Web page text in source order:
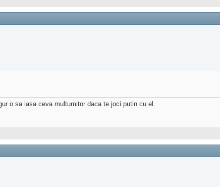
o sa iasa ceva multumitor daca te joci putin cu el.